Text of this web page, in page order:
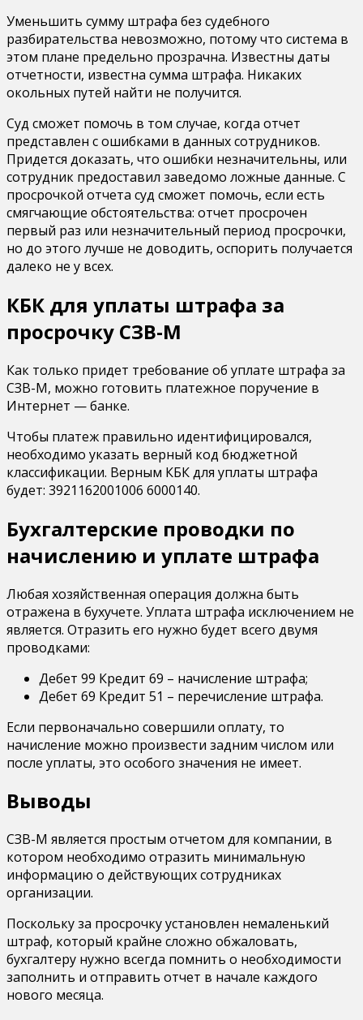
Уменьшить сумму штрафа без судебного
разбирательства невозможно, потому что система в
этом плане предельно прозрачна. Известны даты
отчетности, известна сумма штрафа. Никаких
окольных путей найти не получится.
Суд сможет помочь в том случае, когда отчет
представлен с ошибками в данных сотрудников.
Придется доказать, что ошибки незначительны, или
сотрудник предоставил заведомо ложные данные. С
просрочкой отчета суд сможет помочь, если есть
смягчающие обстоятельства: отчет просрочен
первый раз или незначительный период просрочки,
но до этого лучше не доводить, оспорить получается
далеко не у всех.
КБК для уплаты штрафа за
просрочку СЗВ-М
Как только придет требование об уплате штрафа за
СЗВ-М, можно готовить платежное поручение в
Интернет — банке.
Чтобы платеж правильно идентифицировался,
необходимо указать верный код бюджетной
классификации. Верным КБК для уплаты штрафа
будет: 3921162001006 6000140.
Бухгалтерские проводки по
начислению и уплате штрафа
Любая хозяйственная операция должна быть
отражена в бухучете. Уплата штрафа исключением не
является. Отразить его нужно будет всего двумя
проводками:
Дебет 99 Кредит 69 – начисление штрафа;
Дебет 69 Кредит 51 – перечисление штрафа.
Если первоначально совершили оплату, то
начисление можно произвести задним числом или
после уплаты, это особого значения не имеет.
Выводы
СЗВ-М является простым отчетом для компании, в
котором необходимо отразить минимальную
информацию о действующих сотрудниках
организации.
Поскольку за просрочку установлен немаленький
штраф, который крайне сложно обжаловать,
бухгалтеру нужно всегда помнить о необходимости
заполнить и отправить отчет в начале каждого
нового месяца.